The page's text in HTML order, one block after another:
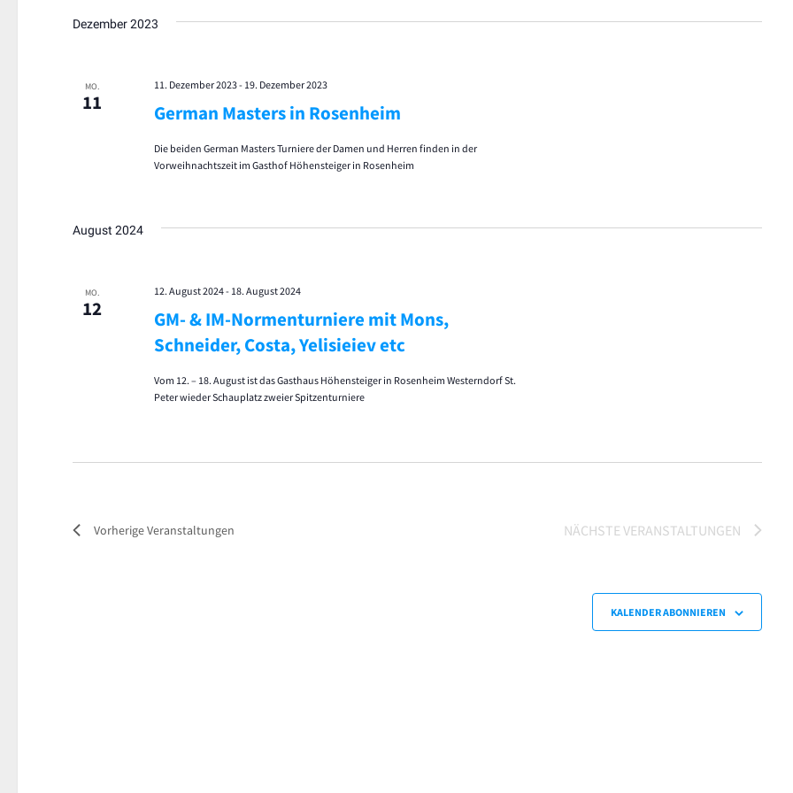
Dezember 2023
MO.
11 German Masters in Rosenheim
11. Dezember 2023- 19. Dezember 2023
Die beiden German Masters Turniere der Damen und Herren finden in der
Vorweihnachtszeit im Gasthof Höhensteiger in Rosenheim
August 2024
MO.
12
GM- & IM-Normenturniere mit Mons,
Schneider, Costa, Yelisieiev etc
12. August 2024- 18. August 2024
Vom 12. – 18. August ist das Gasthaus Höhensteiger in Rosenheim Westerndorf St.
Peter wieder Schauplatz zweier Spitzenturniere
VorherigeVeranstaltungen NÄCHSTE VERANSTALTUNGEN
KALENDER ABONNIEREN